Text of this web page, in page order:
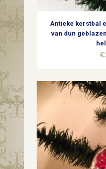
Antieke kerstbal
van dun
€